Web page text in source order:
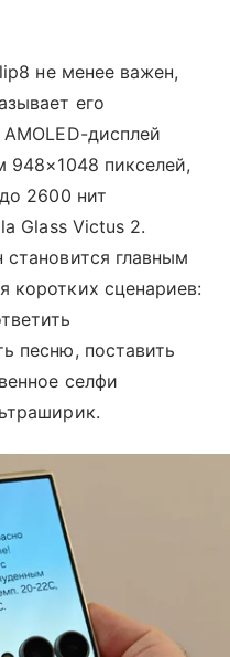
не менее важен,
его
дисплей
948×1048 пикселей,
2600 нит
Glass Victus 2.
главным
коротких сценариев:
песню, поставить
селфи